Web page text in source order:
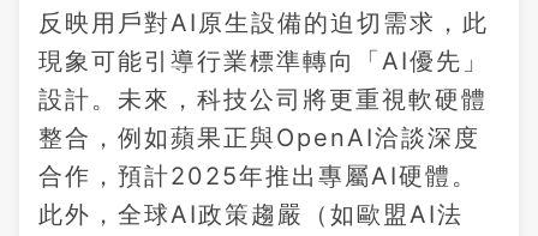
反映用戶對AI原生設備的迫切需求，此
現象可能引導行業標準轉向「AI優先」
設計。未來，科技公司將更重視軟硬體
整合，例如蘋果正與OpenAI洽談深度
合作，預計2025年推出專屬AI硬體。
此外，全球AI政策趨嚴（如歐盟AI法